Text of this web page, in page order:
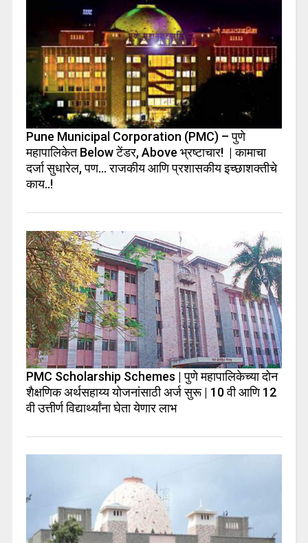
Pune Municipal Corporation (PMC) – पुणे
महापालिकेत Below टेंडर, Above भ्रष्टाचार! | कामाचा
दर्जा सुधारेल, पण… राजकीय आणि प्रशासकीय इच्छाशक्तीचे
काय..!
PMC Scholarship Schemes | पुणे महापालिकेच्या दोन
शैक्षणिक अर्थसहाय्य योजनांसाठी अर्ज सुरू | 10 वी आणि 12
वी उत्तीर्ण विद्यार्थ्यांना घेता येणार लाभ